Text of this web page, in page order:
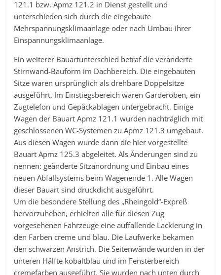
121.1 bzw. Apmz 121.2 in Dienst gestellt und
unterschieden sich durch die eingebaute
Mehrspannungsklimaanlage oder nach Umbau ihrer
Einspannungsklimaanlage.
Ein weiterer Bauartunterschied betraf die veränderte
Stirnwand-Bauform im Dachbereich. Die eingebauten
Sitze waren ursprünglich als drehbare Doppelsitze
ausgeführt. Im Einstiegsbereich waren Garderoben, ein
Zugtelefon und Gepäckablagen untergebracht. Einige
Wagen der Bauart Apmz 121.1 wurden nachträglich mit
geschlossenen WC-Systemen zu Apmz 121.3 umgebaut.
Aus diesen Wagen wurde dann die hier vorgestellte
Bauart Apmz 125.3 abgeleitet. Als Änderungen sind zu
nennen: geänderte Sitzanordnung und Einbau eines
neuen Abfallsystems beim Wagenende 1. Alle Wagen
dieser Bauart sind druckdicht ausgeführt.
Um die besondere Stellung des „Rheingold“-Expreß
hervorzuheben, erhielten alle für diesen Zug
vorgesehenen Fahrzeuge eine auffallende Lackierung in
den Farben creme und blau. Die Laufwerke bekamen
den schwarzen Anstrich. Die Seitenwände wurden in der
unteren Hälfte kobaltblau und im Fensterbereich
cremefarben ausgeführt. Sie wurden nach unten durch